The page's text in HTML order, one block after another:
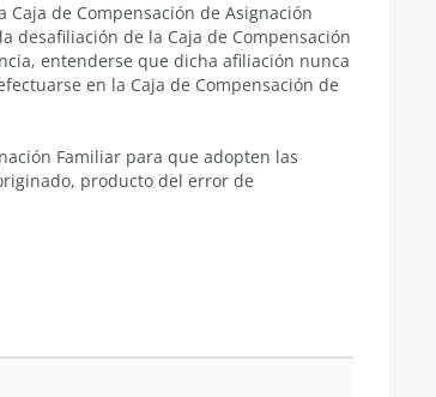
de Compensación de Asignación
desafiliación de la Caja de Compensación
entenderse que dicha afiliación nunca
en la Caja de Compensación de
Familiar para que adopten las
producto del error de